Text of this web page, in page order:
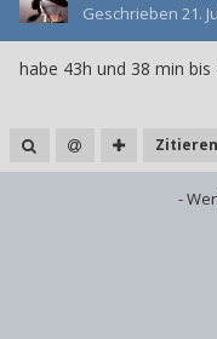
Geschrieben 21.
habe 43h und 38 min
Zitieren
-